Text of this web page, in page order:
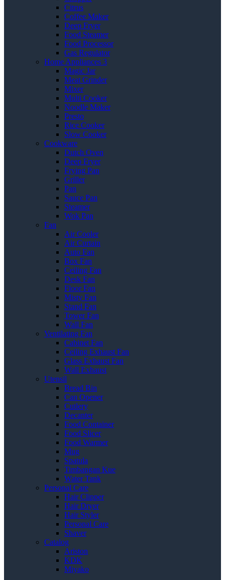
Citrus
Coffee Maker
Deep Fryer
Food Steamer
Food Processor
Gas Regulator
Home Appliances 3
Magic Jar
Meat Grinder
Mixer
Multi Cooker
Noodle Maker
Presto
Rice Cooker
Slow Cooker
Cookware
Dutch Oven
Deep Fryer
Frying Pan
Griller
Pan
Sauce Pan
Steamer
Wok Pan
Fan
Air Cooler
Air Curtain
Auto Fan
Box Fan
Ceiling Fan
Desk Fan
Floor Fan
Misty Fan
Stand Fan
Tower Fan
Wall Fan
Ventilating Fan
Cabinet Fan
Ceiling Exhaust Fan
Glass Exhaust Fan
Wall Exhaust
Utensil
Bread Bin
Can Opener
Cutlery
Decanter
Food Container
Food Slicer
Food Warmer
Mug
Spatula
Timbangan Kue
Water Tank
Personal Care
Hair Clipper
Hair Dryer
Hair Styler
Personal Care
Shaver
Catalog
Ariston
KDK
Miyako